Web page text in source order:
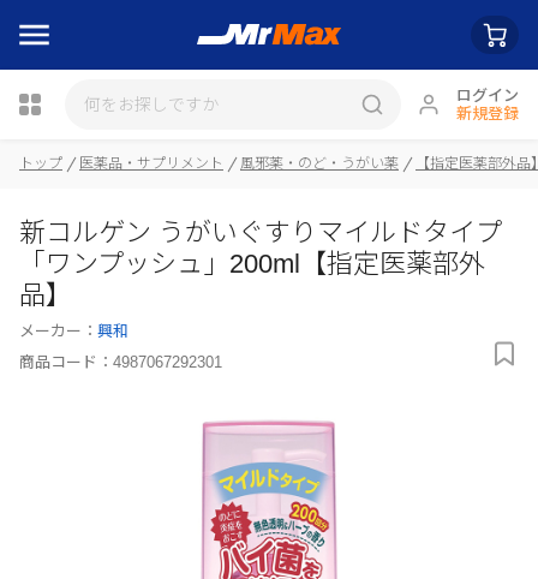
ログイン
新規登録
瓶詰
トップ 医薬品・サプリメント 風邪薬・のど・うがい薬 【指定医薬部外
新コルゲン うがいぐすりマイルドタイプ
「ワンプッシュ」200ml【指定医薬部外
品】
メーカー： 興和
商品コード： 4987067292301